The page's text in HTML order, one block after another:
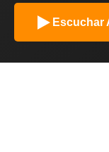
Escuchar